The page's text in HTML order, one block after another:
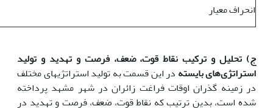
انحراف معیار
ج) تحلیل و ترکیب نقاط قوت، ضعف، فرصت و تهدید و تولید
استراتژی‌های بایسته در این قسمت به تولید استراتژی­های مختلف
در زمینه گذران اوقات فراغت زائران در شهر مشهد پرداخته
شده است، بدین ترتیب که نقاط قوت، ضعف، فرصت و تهدید در